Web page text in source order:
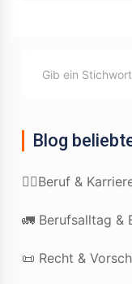
Blog
👷‍♂️Beruf &
🚛 Berufsalltag &
📜 Recht &